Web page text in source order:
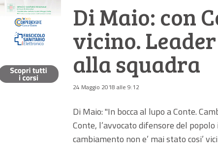
Di Maio: con
vicino.
alla squadra
24 Maggio 2018 alle 9:12
Di Maio: "In bocca al lupo a Conte.
Conte, l’avvocato difensore del
cambiamento non e’ mai stato cosi’